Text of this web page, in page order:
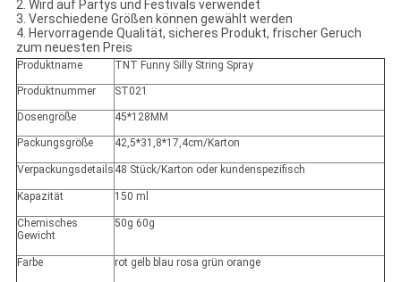
2. Wird auf Partys und Festivals verwendet
3. Verschiedene Größen können gewählt werden
4. Hervorragende Qualität, sicheres Produkt, frischer Geruch
zum neuesten Preis
Produktname TNT Funny Silly String Spray
Produktnummer ST021
Dosengröße 45*128MM
Packungsgröße 42,5*31,8*17,4cm/Karton
Verpackungsdetails 48 Stück/Karton oder kundenspezifisch
Kapazität 150 ml
Chemisches
Gewicht
50g 60g
Farbe rot gelb blau rosa grün orange